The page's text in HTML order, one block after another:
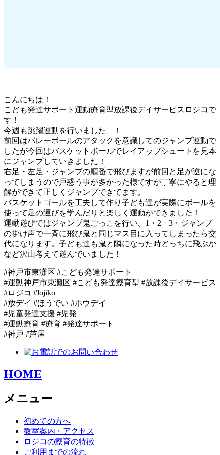
こんにちは！
こども発達サポート運動療育型放課後デイサービスロジコで
す！
今週も跳躍運動を行いました！！
前回はバレーボールのアタックを意識してのジャンプ運動で
したが今回はバスケットボールでレイアップシュートを見本
にジャンプしていきました！
右足・左足・ジャンプの順番で飛びますが前回と足が逆にな
ってしまうので戸惑う事が多かった様ですが丁寧にやると理
解ができて正しくジャンプできてます。
バスケットゴールを工夫して作り子ども達が実際にボールを
使って足の運びを学んだりと楽しく運動ができました！
運動遊びではジャンプ鬼ごっこを行い、1・2・3・ジャンプ
の掛け声で一斉に飛び鬼と同じマス目に入ってしまったら交
代になります。子ども達も鬼と隣になった時どっちに飛ぶか
など沢山考えて遊んでいました！
#神戸市東灘区 #こども発達サポート
#運動神戸市東灘区 #こども発達療育型 #放課後デイサービス
#ロジコ #lojiko
#放デイ #ほうでい #ホウデイ
#児童発達支援 #児発
#運動療育 #療育 #発達サポート
#神戸 #芦屋
HOME
メニュー
初めての方へ
教室案内・アクセス
ロジコの療育の特徴
ご利用までの流れ